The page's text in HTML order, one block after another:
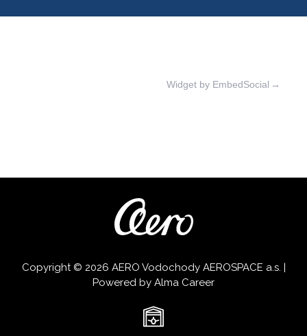
Widget by EmbedSocial →
Copyright © 2026 AERO Vodochody AEROSPACE a.s. |
Powered by Alma Career